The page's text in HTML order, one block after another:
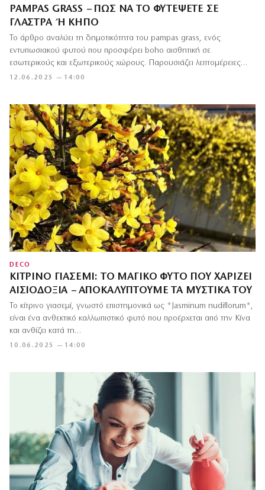
PAMPAS GRASS – ΠΏΣ ΝΑ ΤΟ ΦΥΤΈΨΕΤΕ ΣΕ
ΓΛΆΣΤΡΑ Ή ΚΉΠΟ
12.06.2025 — 14:00
Το άρθρο αναλύει τη δημοτικότητα του pampas grass, ενός
εντυπωσιακού φυτού που προσφέρει boho αισθητική σε
εσωτερικούς και εξωτερικούς χώρους. Παρουσιάζει λεπτομέρειες…
DECO
ΚΊΤΡΙΝΟ ΓΙΑΣΕΜΊ: ΤΟ ΜΑΓΙΚΌ ΦΥΤΌ ΠΟΥ ΧΑΡΊΖΕΙ
ΑΙΣΙΟΔΟΞΊΑ – ΑΠΟΚΑΛΎΠΤΟΥΜΕ ΤΑ ΜΥΣΤΙΚΆ ΤΟΥ
10.06.2025 — 14:00
Το κίτρινο γιασεμί, γνωστό επιστημονικά ως *Jasminum nudiflorum*,
είναι ένα ανθεκτικό καλλωπιστικό φυτό που προέρχεται από την Κίνα
και ανθίζει κατά τη…